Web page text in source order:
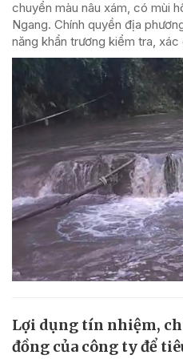
chuyển màu nâu xám, có mùi
Ngang. Chính quyền địa
năng khẩn trương kiểm tra, xác
Lợi dụng tín nhiệm,
đồng của công ty để